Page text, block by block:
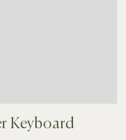
Keyboard